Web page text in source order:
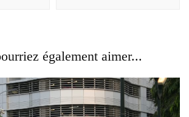
également aimer...